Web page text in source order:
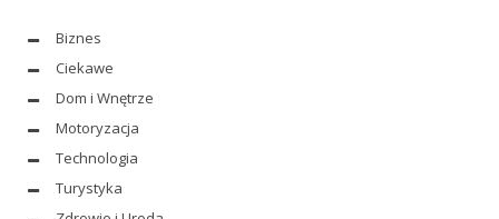
Biznes
Ciekawe
Dom i Wnętrze
Motoryzacja
Technologia
Turystyka